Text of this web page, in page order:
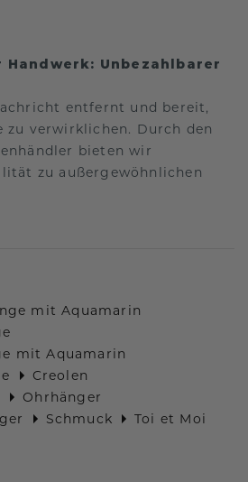
Handwerk: Unbezahlbarer
entfernt und bereit,
zu verwirklichen. Durch den
bieten wir
zu außergewöhnlichen
mit Aquamarin
mit Aquamarin
Creolen
Ohrhänger
Schmuck Toi et Moi